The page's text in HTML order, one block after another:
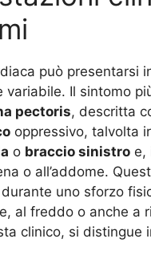
può presentarsi
variabile. Il sintomo
pectoris, descritta
oppressivo, talvolta
o braccio sinistro e,
o all’addome.
uno sforzo
al freddo o anche a
clinico, si distingue